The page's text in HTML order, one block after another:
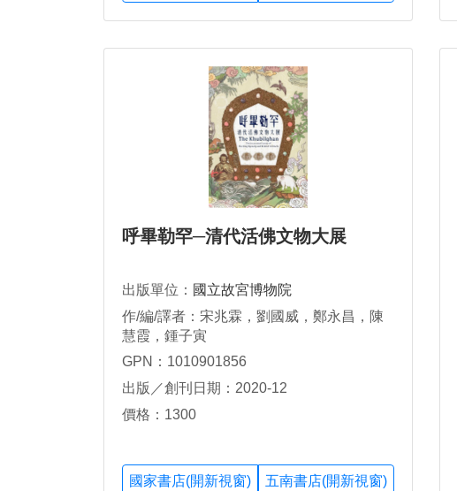
呼畢勒罕─清代活佛文物大展
出版單位： 國立故宮博物院
作/編/譯者：宋兆霖，劉國威，鄭永昌，陳
慧霞，鍾子寅
GPN：1010901856
出版／創刊日期：2020-12
價格：1300
國家書店(開新視窗) 五南書店(開新視窗)